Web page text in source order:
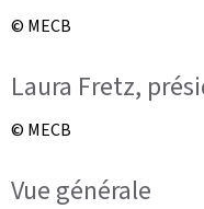
© MECB
Laura Fretz,
© MECB
Vue générale